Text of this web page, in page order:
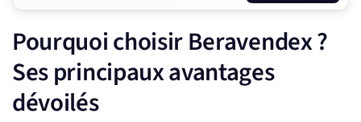
Pourquoi choisir Beravendex ?
Ses principaux avantages
dévoilés